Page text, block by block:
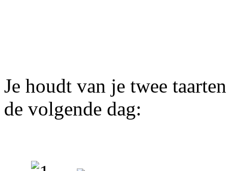
Je houdt van je twee
de volgende dag: